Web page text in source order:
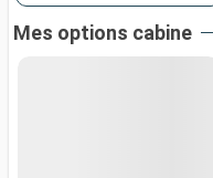
Mes options cabine